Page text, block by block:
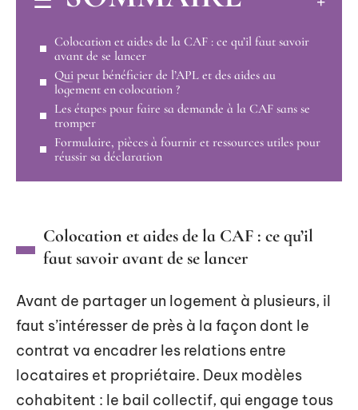
Colocation et aides de la CAF : ce qu’il faut savoir
avant de se lancer
Qui peut bénéficier de l’APL et des aides au
logement en colocation ?
Les étapes pour faire sa demande à la CAF sans se
tromper
Formulaire, pièces à fournir et ressources utiles pour
réussir sa déclaration
Colocation et aides de la CAF : ce qu’il
faut savoir avant de se lancer
Avant de partager un logement à plusieurs, il
faut s’intéresser de près à la façon dont le
contrat va encadrer les relations entre
locataires et propriétaire. Deux modèles
cohabitent : le bail collectif, qui engage tous